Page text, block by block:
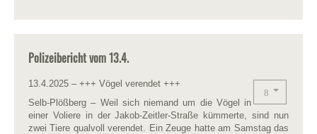
Polizeibericht vom 13.4.
13.4.2025 – +++ Vögel verendet +++
Selb-Plößberg – Weil sich niemand um die Vögel in
einer Voliere in der Jakob-Zeitler-Straße kümmerte, sind nun
zwei Tiere qualvoll verendet. Ein Zeuge hatte am Samstag das